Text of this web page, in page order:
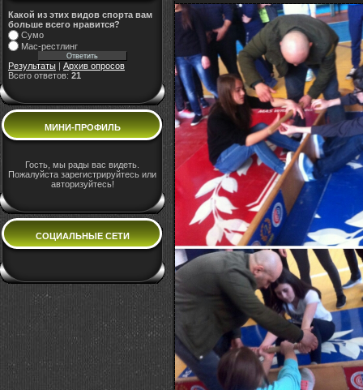
Какой из этих видов спорта вам
больше всего нравится?
Сумо
Мас-рестлинг
Результаты
Архив опросов
Всего ответов: 21
МИНИ-ПРОФИЛЬ
Гость, мы рады вас видеть.
Пожалуйста зарегистрируйтесь или
авторизуйтесь!
СОЦИАЛЬНЫЕ СЕТИ